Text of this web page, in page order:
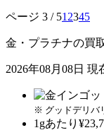
ページ 3 / 51 2345
金・プラチナの買
2026年08月08日 現
※ グッドデリバ
1gあたり